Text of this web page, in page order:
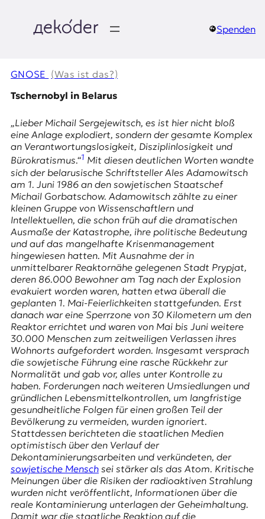
springen
e
k
o
d
e
r
|
D
E
K
O
D
E
R
W
s
s
e
n
J
o
Spenden
GNOSE (Was ist das?)
Tschernobyl in Belarus
„Lieber Michail Sergejewitsch, es ist hier nicht bloß
eine Anlage explodiert, sondern der gesamte Komplex
an Verantwortungslosigkeit, Disziplin­losigkeit und
Bürokratismus.“1 Mit diesen deutlichen Worten wandte
sich der belarusische Schrift­steller Ales Adamowitsch
am 1. Juni 1986 an den sowjetischen Staatschef
Michail Gorbatschow. Adamowitsch zählte zu einer
kleinen Gruppe von Wissenschaftlern und
Intellektuellen, die schon früh auf die dramatischen
Ausmaße der Katastrophe, ihre politische Bedeutung
und auf das mangelhafte Krisenmanagement
hingewiesen hatten. Mit Ausnahme der in
unmittelbarer Reaktornähe gelegenen Stadt Prypjat,
deren 86.000 Bewohner am Tag nach der Explosion
evakuiert worden waren, hatten etwa überall die
geplanten 1. Mai-Feierlichkeitenstattgefunden. Erst
danach war eine Sperrzone von 30 Kilometern um den
Reaktor errichtet und waren von Mai bis Juni weitere
30.000 Menschen zum zeitweiligen Verlassen ihres
Wohnorts aufgefordert worden. Insgesamt versprach
die sowjetische Führung eine rasche Rückkehr zur
Normalität und gab vor, alles unter Kontrolle zu
haben. Forderungen nach weiteren Umsiedlungen und
gründlichen Lebens­mittel­kontrollen, um langfristige
gesundheitliche Folgen für einen großen Teil der
Bevölkerung zu ver­meiden, wurden ignoriert.
Stattdessen berichteten die staatlichen Medien
optimistisch über den Verlauf der
Dekontaminierungsarbeiten und verkündeten, der
sowjetische Menschsei stärker als das Atom. Kritische
Meinungen über die Risiken der radioaktiven Strahlung
wurden nicht veröffentlicht, Informationen über die
reale Kontaminierung unterlagen der Geheim­haltung.
Damit war die staatliche Reaktion auf die